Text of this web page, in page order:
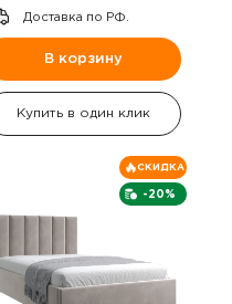
Доставка по РФ.
В корзину
Купить в один клик
-20%
СКИДКА